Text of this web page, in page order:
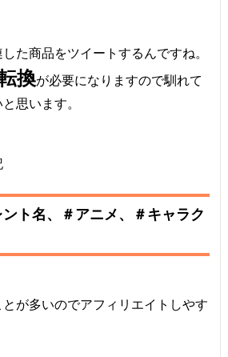
た商品をツイートするんですね。
換が必要になりますので馴れて
思います。
ト名、＃アニメ、＃キャラク
が多いのでアフィリエイトしやす